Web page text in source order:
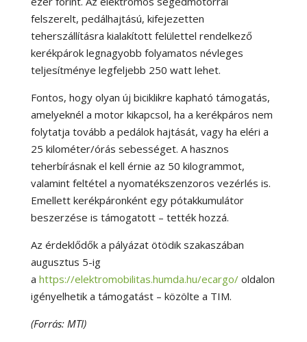
felszerelt, pedálhajtású, kifejezetten
teherszállításra kialakított felülettel rendelkező
kerékpárok legnagyobb folyamatos névleges
teljesítménye legfeljebb 250 watt lehet.
Fontos, hogy olyan új biciklikre kapható támogatás,
amelyeknél a motor kikapcsol, ha a kerékpáros nem
folytatja tovább a pedálok hajtását, vagy ha eléri a
25 kilométer/órás sebességet. A hasznos
teherbírásnak el kell érnie az 50 kilogrammot,
valamint feltétel a nyomatékszenzoros vezérlés is.
Emellett kerékpáronként egy pótakkumulátor
beszerzése is támogatott – tették hozzá.
Az érdeklődők a pályázat ötödik szakaszában
augusztus 5-ig
a https://elektromobilitas.humda.hu/ecargo/oldalon
igényelhetik a támogatást – közölte a TIM.
(Forrás: MTI)